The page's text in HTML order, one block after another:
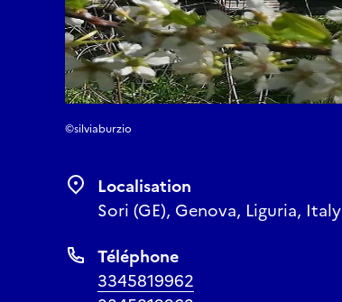
©silviaburzio
Localisation
Sori (GE), Genova, Liguria, Italy
Téléphone
3345819962